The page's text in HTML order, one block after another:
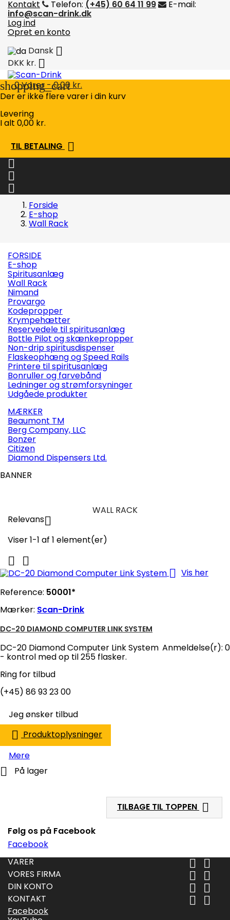
Kontakt Telefon: (+45) 60 64 11 99 E-mail:
info@scan-drink.dk
Log ind
Opret en konto
Dansk 
DKK kr. 
shopping_cart
0Varer - 0,00 kr.
Der er ikke flere varer i din kurv
Levering
I alt 0,00 kr.
TIL BETALING 



Forside
E-shop
Wall Rack
FORSIDE
E-shop
Spiritusanlæg
Wall Rack
Nimand
Provargo
Kodepropper
Krympehætter
Reservedele til spiritusanlæg
Bottle Pilot og skænkepropper
Non-drip spiritusdispenser
Flaskeophæng og Speed Rails
Printere til spiritusanlæg
Bonruller og farvebånd
Ledninger og strømforsyninger
Udgåede produkter
MÆRKER
Beaumont TM
Berg Company, LLC
Bonzer
Citizen
Diamond Dispensers Ltd.
BANNER
WALL RACK
Relevans
Viser 1-1 af 1 element(er)


 Vis her
Reference: 50001*
Mærker: Scan-Drink
DC-20 DIAMOND COMPUTER LINK SYSTEM
Anmeldelse(r): 0
DC-20 Diamond Computer Link System
- kontrol med op til 255 flasker.
Ring for tilbud
(+45) 86 93 23 00
Jeg ønsker tilbud
 Produktoplysninger
Mere
 På lager
TILBAGE TIL TOPPEN 
Følg os på Facebook
Facebook
VARER
 
VORES FIRMA  
DIN KONTO  
KONTAKT  
Facebook